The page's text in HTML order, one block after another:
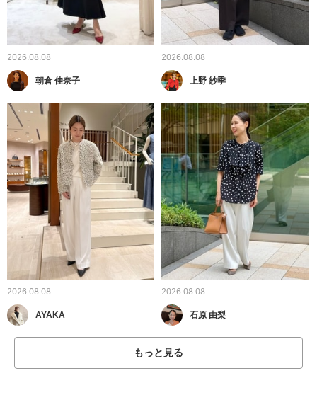
2026.08.08
朝倉 佳奈子
2026.08.08
上野 紗季
2026.08.08
AYAKA
2026.08.08
石原 由梨
もっと見る